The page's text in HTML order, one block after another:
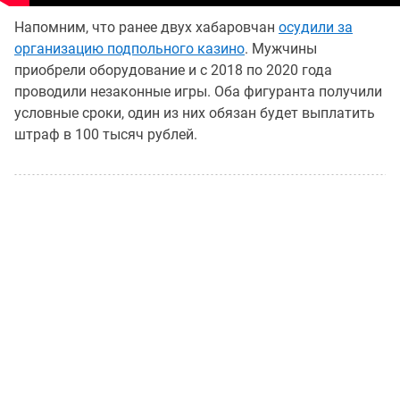
Напомним, что ранее двух хабаровчан осудили за
организацию подпольного казино. Мужчины
приобрели оборудование и с 2018 по 2020 года
проводили незаконные игры. Оба фигуранта получили
условные сроки, один из них обязан будет выплатить
штраф в 100 тысяч рублей.